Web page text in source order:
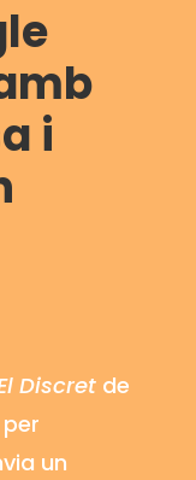
i
Discretde
un